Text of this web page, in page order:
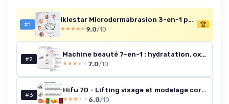
#1
Iklestar Microdermabrasion 3-en-1 pour visage (pistolet pulvérisateur)
★★★★★
★★★★★ 9.0/10
🏆
#2
Machine beauté 7-en-1 : hydratation, oxygène & microdermabrasion diamant
★★★★★
★★★★★ 7.0/10
#3
Hifu 7D - Lifting visage et modelage corps
★★★★★
★★★★★ 6.0/10